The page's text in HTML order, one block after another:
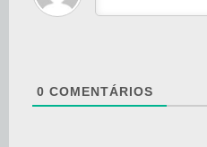
0 COMENTÁRIOS